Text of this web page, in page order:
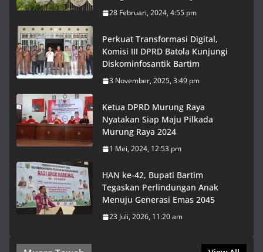
28 Februari, 2024, 4:55 pm
Perkuat Transformasi Digital,
Komisi III DPRD Batola Kunjungi
Diskominfosantik Bartim
3 November, 2025, 3:49 pm
Ketua DPRD Murung Raya
Nyatakan Siap Maju Pilkada
Murung Raya 2024
1 Mei, 2024, 12:53 pm
HAN ke-42, Bupati Bartim
Tegaskan Perlindungan Anak
Menuju Generasi Emas 2045
23 Juli, 2026, 11:20 am